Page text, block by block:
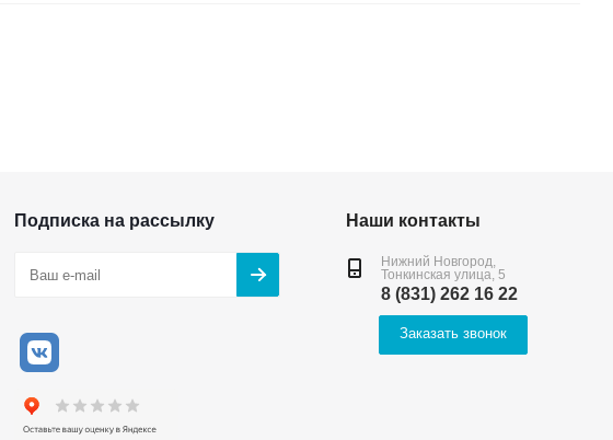
Подписка на рассылку Наши контакты
Нижний Новгород,
Тонкинская улица, 5
8 (831) 262 16 22
Заказать звонок